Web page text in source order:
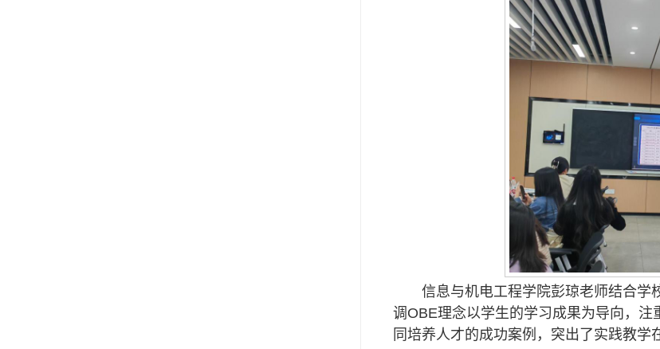
信息与机电工程学院彭琼老师结合学
调OBE理念以学生的学习成果为导向，
同培养人才的成功案例，突出了实践教学